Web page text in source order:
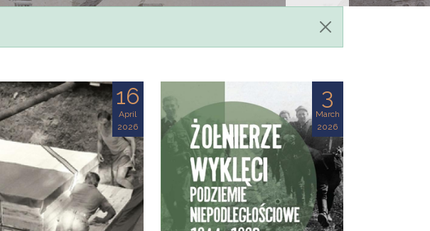
16
April
2026
3
March
2026